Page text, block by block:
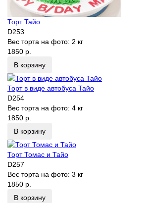
Торт Тайо
D253
Вес торта на фото: 2 кг
1850 р.
В корзину
Торт в виде автобуса Тайо
D254
Вес торта на фото: 4 кг
1850 р.
В корзину
Торт Томас и Тайо
D257
Вес торта на фото: 3 кг
1850 р.
В корзину